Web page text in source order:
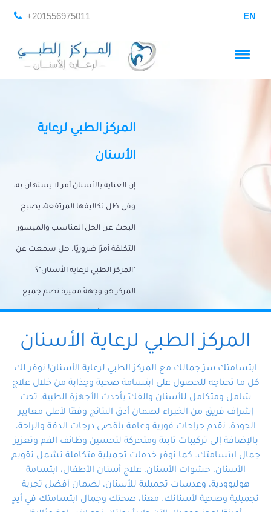
+201556975011 EN
المركز الطبي لرعاية
الأسنان
إن العناية بالأسنان أمر لا يستهان به،
وفي ظل تكاليفها المرتفعة، يصبح
البحث عن الحل المناسب والميسور
التكلفة أمرًا ضروريًا. هل سمعت عن
"المركز الطبي لرعاية الأسنان"؟
المركز هو وجهةً مميزة تضم جميع
احتياجات الأسنان تحت سقف واحد،
وتضمن لك حلاً شاملًا لجميع
المتخصص ذوي الخبرة، ستجد نفسك
في أيد أمينة تلبي احتياجاتك بكل
احترافية ودقة.
المركز الطبي لرعاية الأسنان
ابتسامتك سرّ جمالك مع المركز الطبي لرعاية الأسنان! نوفر لك
كل ما تحتاجه للحصول على ابتسامة صحية وجذابة من خلال علاج
شامل ومتكامل للأسنان والفكّ بأحدث الأجهزة الطبية، تحت
إشراف فريق من الخبراء لضمان أدق النتائج وفقًا لأعلى معايير
الجودة. نقدم جراحات فورية وعامة بأقصى درجات الدقة والراحة،
بالإضافة إلى تركيبات ثابتة ومتحركة لتحسين وظائف الفم وتعزيز
جمال ابتسامتك. كما نوفر خدمات تجميلية متكاملة تشمل تقويم
الأسنان، حشوات الأسنان، علاج أسنان الأطفال، ابتسامة
هوليوودية، وعدسات تجميلية للأسنان، لضمان أفضل تجربة
تجميلية وصحية لأسنانك. معنا، صحتك وجمال ابتسامتك في أيدٍ